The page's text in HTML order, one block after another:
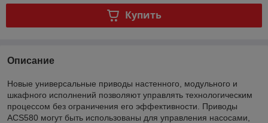
Купить
Описание
Новые универсальные приводы настенного, модульного и
шкафного исполнений позволяют управлять технологическим
процессом без ограничения его эффективности. Приводы
ACS580 могут быть использованы для управления насосами,